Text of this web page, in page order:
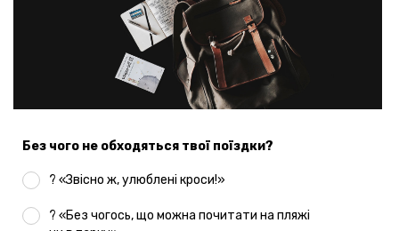
Без чого не обходяться твої поїздки?
? «Звісно ж, улюблені кроси!»
? «Без чогось, що можна почитати на пляжі